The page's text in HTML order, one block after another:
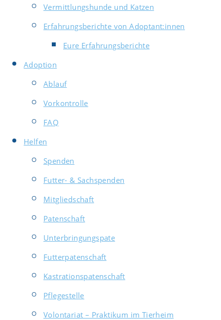
Vermittlungshunde und Katzen
Erfahrungsberichte von Adoptant:innen
Eure Erfahrungsberichte
Adoption
Ablauf
Vorkontrolle
FAQ
Helfen
Spenden
Futter- & Sachspenden
Mitgliedschaft
Patenschaft
Unterbringungspate
Futterpatenschaft
Kastrationspatenschaft
Pflegestelle
Volontariat – Praktikum im Tierheim